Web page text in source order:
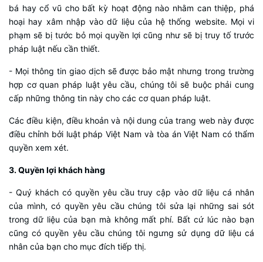
bá hay cổ vũ cho bất kỳ hoạt động nào nhằm can thiệp, phá
hoại hay xâm nhập vào dữ liệu của hệ thống website. Mọi vi
phạm sẽ bị tước bỏ mọi quyền lợi cũng như sẽ bị truy tố trước
pháp luật nếu cần thiết.
- Mọi thông tin giao dịch sẽ được bảo mật nhưng trong trường
hợp cơ quan pháp luật yêu cầu, chúng tôi sẽ buộc phải cung
cấp những thông tin này cho các cơ quan pháp luật.
Các điều kiện, điều khoản và nội dung của trang web này được
điều chỉnh bởi luật pháp Việt Nam và tòa án Việt Nam có thẩm
quyền xem xét.
3. Quyền lợi khách hàng
- Quý khách có quyền yêu cầu truy cập vào dữ liệu cá nhân
của mình, có quyền yêu cầu chúng tôi sửa lại những sai sót
trong dữ liệu của bạn mà không mất phí. Bất cứ lúc nào bạn
cũng có quyền yêu cầu chúng tôi ngưng sử dụng dữ liệu cá
nhân của bạn cho mục đích tiếp thị.